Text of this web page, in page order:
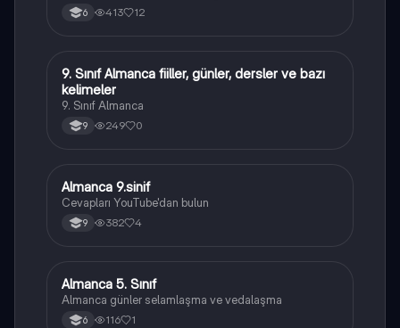
6 413 12
Almanca
9. Sınıf Almanca fiiller, günler, dersler ve bazı
kelimeler
9. Sınıf Almanca
9 249 0
Almanca
Almanca 9.sinif
Cevapları YouTube'dan bulun
9 382 4
Almanca
Almanca 5. Sınıf
Almanca günler selamlaşma ve vedalaşma
6 116 1